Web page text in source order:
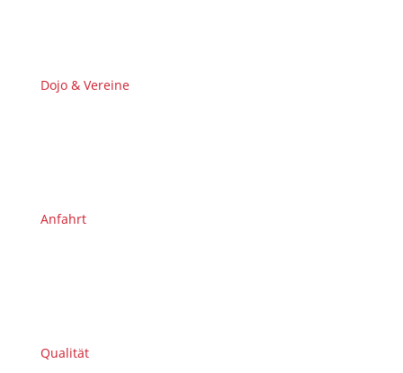
Dojo & Vereine
Anfahrt
Qualität